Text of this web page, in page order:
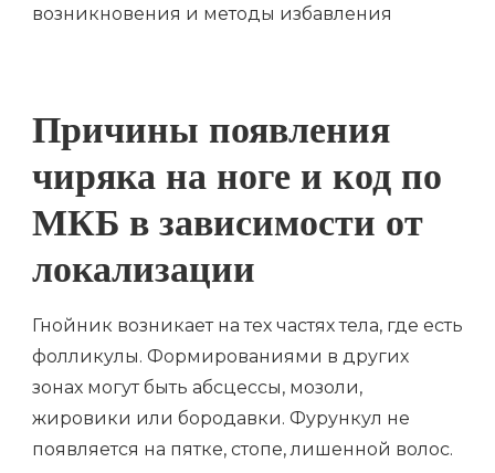
Причины появления
чиряка на ноге и код по
МКБ в зависимости от
локализации
Гнойник возникает на тех частях тела, где есть
фолликулы. Формированиями в других
зонах могут быть абсцессы, мозоли,
жировики или бородавки. Фурункул не
появляется на пятке, стопе, лишенной волос.